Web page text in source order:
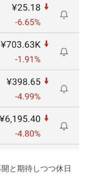
と期待しつつ休日